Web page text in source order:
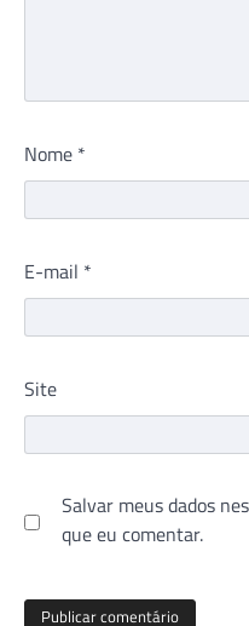
Nome *
E-mail *
Site
Salvar meus dados
que eu comentar.